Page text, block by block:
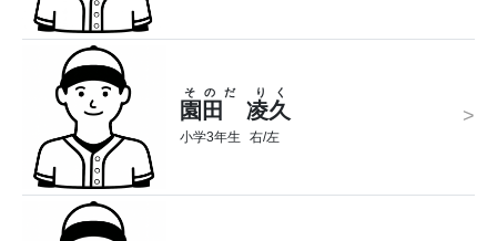
園田 凌久
そのだ りく
小学3年生 右/左
>